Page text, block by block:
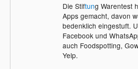
Die Stiftung Warentest
Apps gemacht, davon
bedenklich eingestuft.
Facebook und
auch Foodspotting,
Yelp.